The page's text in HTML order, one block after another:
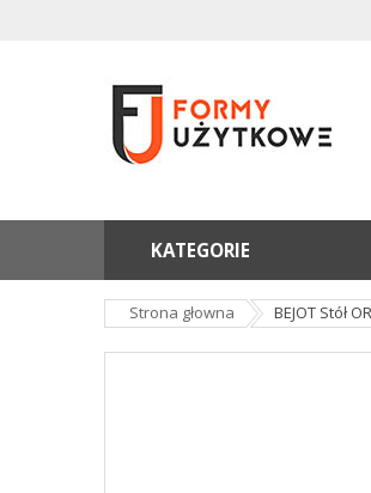
KATEGORIE
Strona głowna BEJOT Stół